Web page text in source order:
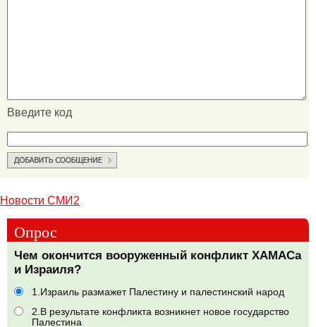
Введите код
Новости СМИ2
Опрос
Чем окончится вооруженный конфликт ХАМАСа
и Израиля?
1.Израиль размажет Палестину и палестинский народ
2.В результате конфликта возникнет новое государство
Палестина